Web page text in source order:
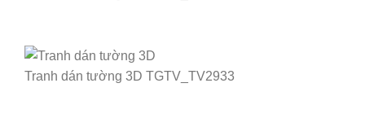
Tranh dán tường 3D TGTV_TV2933